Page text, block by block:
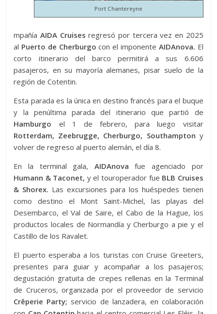
Port Chantereyne
mpañía AIDA Cruises regresó por tercera vez en 2025
al Puerto de Cherburgo con el imponente AIDAnova. El
corto itinerario del barco permitirá a sus 6.606
pasajeros, en su mayoría alemanes, pisar suelo de la
región de Cotentin.
Esta parada es la única en destino francés para el buque
y la penúltima parada del itinerario que partió de
Hamburgo el 1 de febrero, para luego visitar
Rotterdam, Zeebrugge, Cherburgo, Southampton y
volver de regreso al puerto alemán, el día 8.
En la terminal gala, AIDAnova fue agenciado por
Humann & Taconet, y el touroperador fue BLB Cruises
& Shorex. Las excursiones para los huéspedes tienen
como destino el Mont Saint-Michel, las playas del
Desembarco, el Val de Saire, el Cabo de la Hague, los
productos locales de Normandía y Cherburgo a pie y el
Castillo de los Ravalet.
El puerto esperaba a los turistas con Cruise Greeters,
presentes para guiar y acompañar a los pasajeros;
degustación gratuita de crepes rellenas en la Terminal
de Cruceros, organizada por el proveedor de servicio
Crêperie Party; servicio de lanzadera, en colaboración